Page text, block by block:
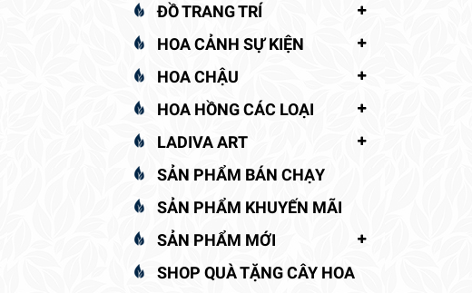
ĐỒ TRANG TRÍ
HOA CẢNH SỰ KIỆN
HOA CHẬU
HOA HỒNG CÁC LOẠI
LADIVA ART
SẢN PHẨM BÁN CHẠY
SẢN PHẨM KHUYẾN MÃI
SẢN PHẨM MỚI
SHOP QUÀ TẶNG CÂY HOA